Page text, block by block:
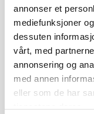
annonser et
mediefunksjoner
dessuten
vårt, med
annonsering og
med annen
eller som de har